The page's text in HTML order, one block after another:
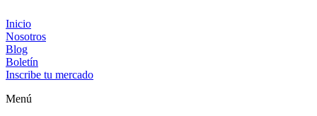
Inicio
Nosotros
Blog
Boletín
Inscribe tu mercado
Menú